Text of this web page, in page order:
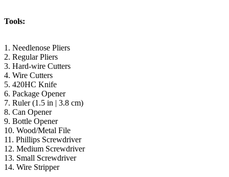
Tools:
1. Needlenose Pliers
2. Regular Pliers
3. Hard-wire Cutters
4. Wire Cutters
5. 420HC Knife
6. Package Opener
7. Ruler (1.5 in | 3.8 cm)
8. Can Opener
9. Bottle Opener
10. Wood/Metal File
11. Phillips Screwdriver
12. Medium Screwdriver
13. Small Screwdriver
14. Wire Stripper